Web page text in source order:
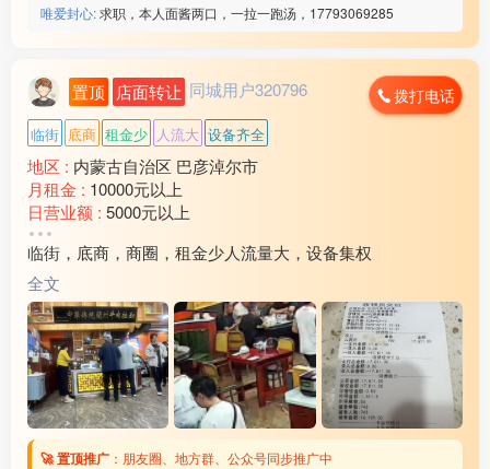
唯爱封心:求职，本人面酱两口，一拉一跑汤，17793069285
置顶 店面转让 同城用户320796 拨打电话
临街 底商 租金少 人流大 设备齐全
地区 : 内蒙古自治区 巴彦淖尔市
月租金 : 10000元以上
日营业额 : 5000元以上
转让费 :
水电费 :1500元以上
外卖情况 :
店面面积 :240㎡ (平米)
周边环境 :学校 小区 商超 公园 市场 其他
店内设施 :水电 燃气 电视 空调 电话 WIFI 齐全
临街，底商，商圈，租金少人流量大，设备集权
全文
🚀 置顶推广 ： 朋友圈、地方群、公众号同步推广中